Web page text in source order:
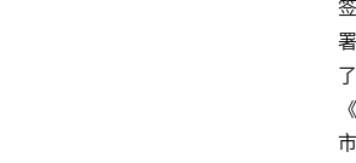
签
署
了
《
市